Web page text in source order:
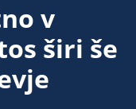
v
širi še